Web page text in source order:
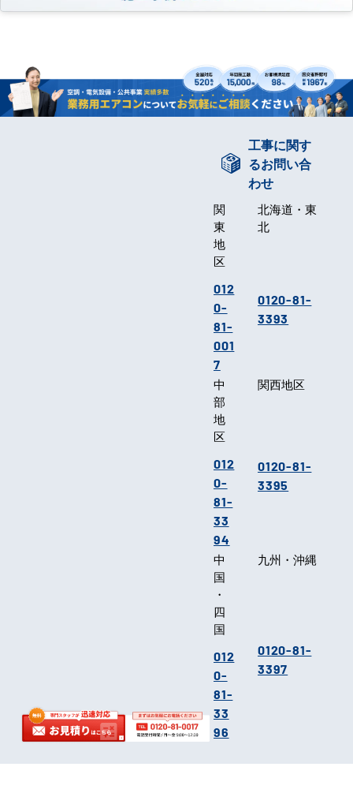
工事に関す
るお問い合
わせ
関
東
地
区
012
0-
81-
001
7
北海道・東
北
0120-81-
3393
中
部
地
区
012
0-
81-
33
94
関西地区
0120-81-
3395
中
国
・
四
国
012
0-
81-
33
96
九州・沖縄
0120-81-
3397